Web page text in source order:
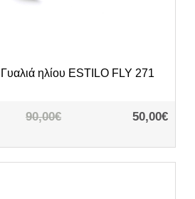
Γυαλιά ηλίου ESTILO FLY 271
90,00€ 50,00€